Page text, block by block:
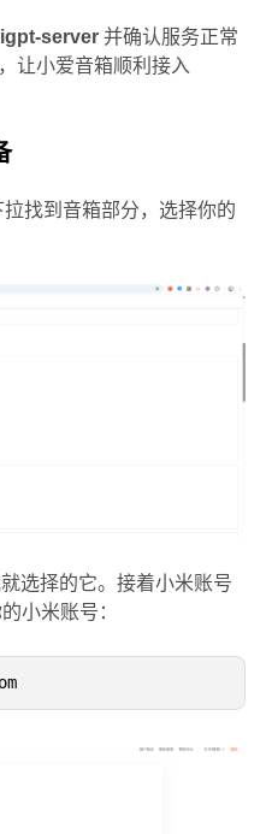
server并确认服务正常
让小爱音箱顺利接入
拉找到音箱部分，选择你的
选择的它。接着小米账号
小米账号：
https://account.xiaomi.com